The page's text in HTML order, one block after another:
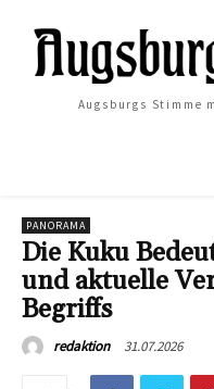
Augsburgs Stimme
PANORAMA
Die Kuku
und aktuelle
Begriffs
redaktion 31.07.2026